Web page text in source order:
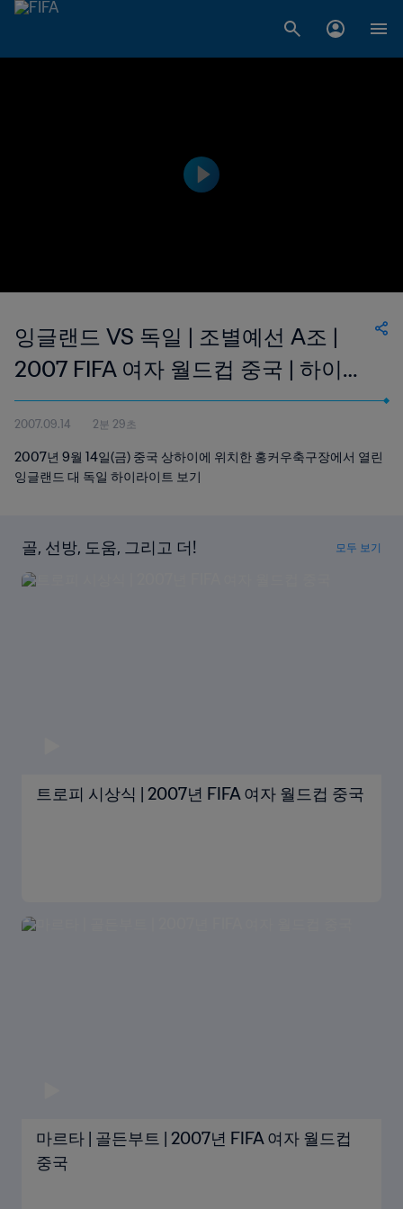
잉글랜드 VS 독일 | 조별예선 A조 |
2007 FIFA 여자 월드컵 중국 | 하이라
이트
2007.09.14 2분 29초
2007년 9월 14일(금) 중국 상하이에 위치한 홍커우축구장에서 열린
잉글랜드 대 독일 하이라이트 보기
골, 선방, 도움, 그리고 더! 모두 보기
트로피 시상식 | 2007년 FIFA 여자 월드컵 중국
마르타 | 골든부트 | 2007년 FIFA 여자 월드컵
중국